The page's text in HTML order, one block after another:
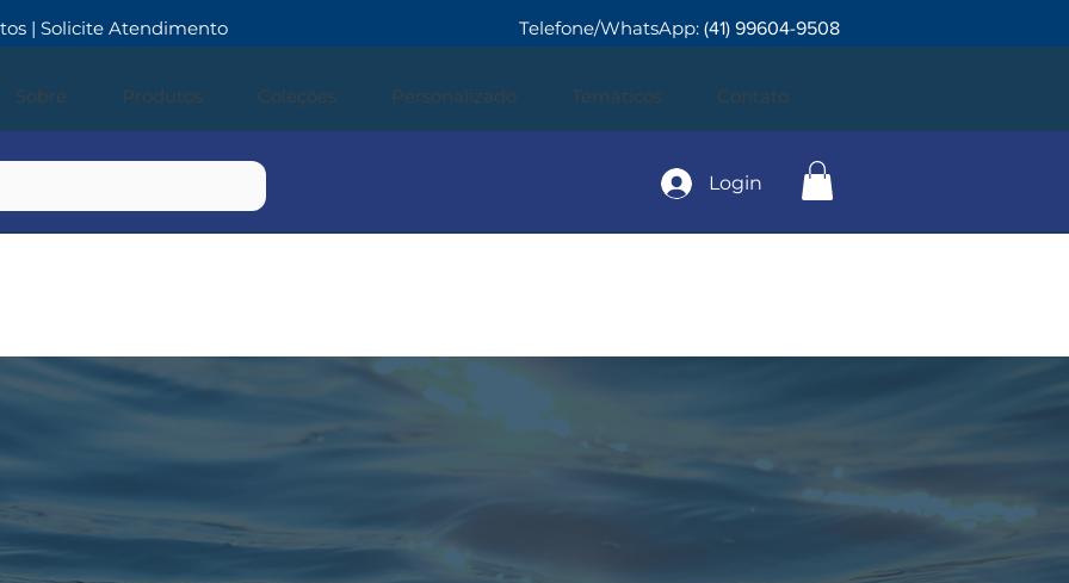
| Solicite Atendimento Telefone/WhatsApp: (41) 99604-9508
Sobre Produtos Coleções Personalizado Temáticos Contato
Login